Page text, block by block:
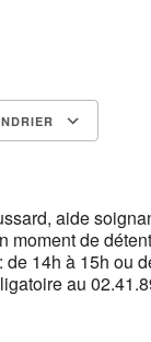
aide
moment de
14h à 15h ou
au